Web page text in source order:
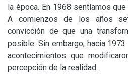
la época. En 1968 sentíamos
A comienzos de los años
convicción de que una
posible. Sin embargo, hacia
acontecimientos que
percepción de la realidad.